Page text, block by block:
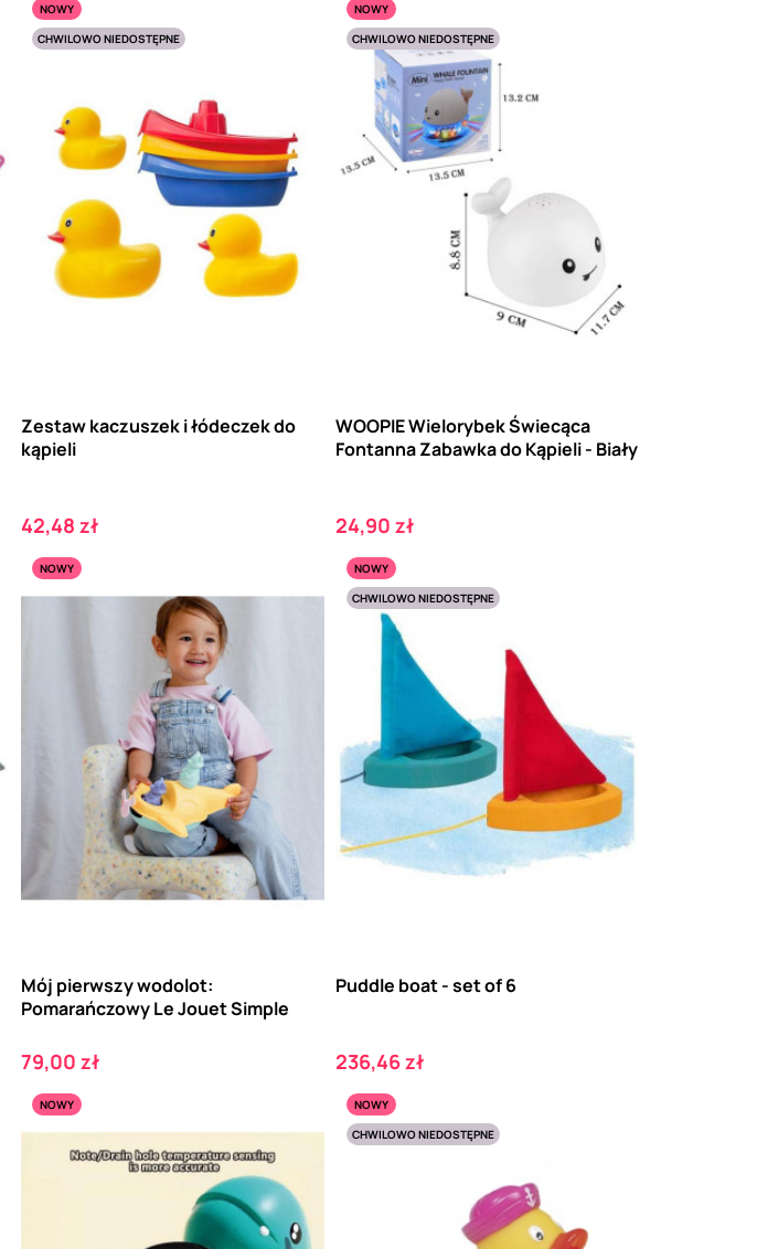
NOWY
CHWILOWO NIEDOSTĘPNE
Zestaw kaczuszek i łódeczek do
kąpieli
Cena
42,48 zł
NOWY
CHWILOWO NIEDOSTĘPNE
WOOPIE Wielorybek Świecąca
Fontanna Zabawka do Kąpieli - Biały
Cena
24,90 zł
NOWY
Mój pierwszy wodolot:
Pomarańczowy Le Jouet Simple
Cena
79,00 zł
NOWY
CHWILOWO NIEDOSTĘPNE
Puddle boat - set of 6
Cena
236,46 zł
NOWY
NOWY
CHWILOWO NIEDOSTĘPNE